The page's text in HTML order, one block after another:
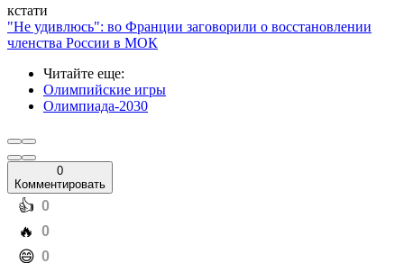
кстати
"Не удивлюсь": во Франции заговорили о восстановлении
членства России в МОК
Читайте еще:
Олимпийские игры
Олимпиада-2030
0
Комментировать
️👍 0
️🔥 0
️😄 0